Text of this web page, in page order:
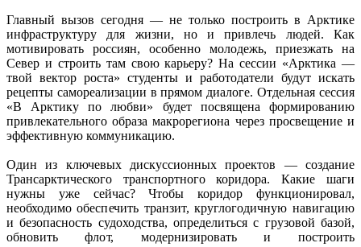
Главный вызов сегодня — не только построить в Арктике
инфраструктуру для жизни, но и привлечь людей. Как
мотивировать россиян, особенно молодежь, приезжать на
Север и строить там свою карьеру? На сессии «Арктика —
твой вектор роста» студенты и работодатели будут искать
рецепты самореализации в прямом диалоге. Отдельная сессия
«В Арктику по любви» будет посвящена формированию
привлекательного образа макрорегиона через просвещение и
эффективную коммуникацию.
Один из ключевых дискуссионных проектов — создание
Трансарктического транспортного коридора. Какие шаги
нужны уже сейчас? Чтобы коридор функционировал,
необходимо обеспечить транзит, круглогодичную навигацию
и безопасность судоходства, определиться с грузовой базой,
обновить флот, модернизировать и построить